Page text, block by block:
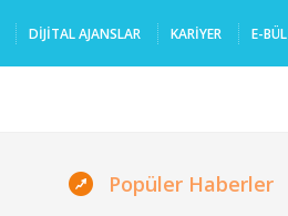
DIJITAL AJANSLAR KARIYER E-
Popüler Haberler